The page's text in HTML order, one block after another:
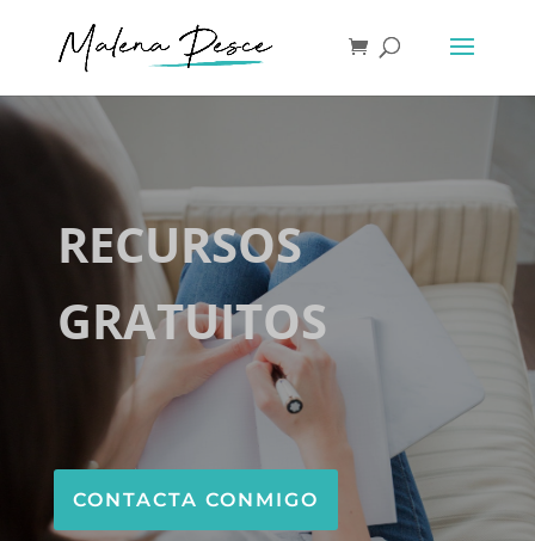
RECURSOS
GRATUITOS
CONTACTA CONMIGO